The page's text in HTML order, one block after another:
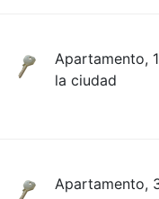
Apartamento,
la ciudad
Apartamento,